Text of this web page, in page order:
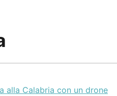
alla Calabria con un drone